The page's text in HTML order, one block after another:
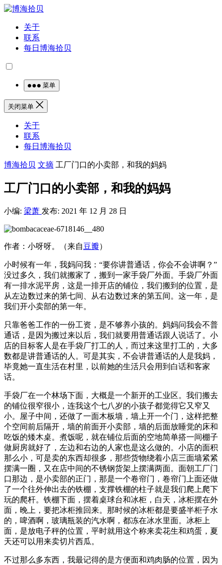
关于
联系
每日博海拾贝
菜单
关闭菜单
关于
联系
每日博海拾贝
博海拾贝 文摘 工厂门口的小卖部，和我的妈妈
工厂门口的小卖部，和我的妈妈
小编: 梁萧 发布: 2021 年 12 月 28 日
作者：小呀呀。（来自豆瓣）
小时候有一年，我妈问我：“要你讲普通话，你会不会讲啊？”
没过多久，我们就搬家了，搬到一家手袋厂外面。手袋厂外面
有一排水泥平房，这是一排开店的铺位，我们搬到的位置，是
从左边数过来的第七间、从右边数过来的第五间。这一年，是
我们开小卖部的第一年。
只靠爸爸工作的一份工资，是不够养小孩的。妈妈问我会不普
通话，是因为搬过来以后，我们就要用普通话跟人说话了。小
店的目标客人是在手袋厂打工的人，而过来这里打工的，大多
数都是讲普通话的人。可是其实，不会讲普通话的人是我妈，
毕竟她一直生活在村里，以前她的生活只会用到白话和客家
话。
手袋厂在一个林场下面，大概是一个新开的工业区。我们搬去
的铺位很窄很小，连我这个七八岁的小孩子都觉得它又窄又
小。屋子中间，还做了一面木板墙，墙上开一个门，这样把整
个空间前后隔开，墙的前面开小卖部，墙的后面放睡觉的床和
吃饭的矮木桌。煮饭呢，就在铺位后面的空地简单搭一间棚子
做厨房就好了，左边和右边的人家也是这么做的。小店的面积
那么小，可是卖的东西却很多，那些货物绕着小店三面墙紧紧
摆满一圈，又在店中间的不锈钢货架上摆满两面。面朝工厂门
口那边，是小卖部的正门，那是一个卷帘门，卷帘门上面还做
了一个往外伸出去的铁棚，支撑铁棚的柱子就是我们爬上爬下
玩的爬杆。铁棚下面，摆着桌球台和冰柜，白天，冰柜摆在外
面，晚上，要把冰柜推回来。那时候的冰柜都是要盛半柜子水
的，啤酒啊，玻璃瓶装的汽水啊，都冻在冰水里面。冰柜上
面，是放电子秤的位置，平时就用这个称来卖花生和鸡蛋，夏
天还可以用来卖切片西瓜。
不过那么多东西，我最记得的是方便面和鸡肉肠的位置，因为